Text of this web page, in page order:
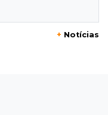
até R$ 8,2 mil;
+ Notícias